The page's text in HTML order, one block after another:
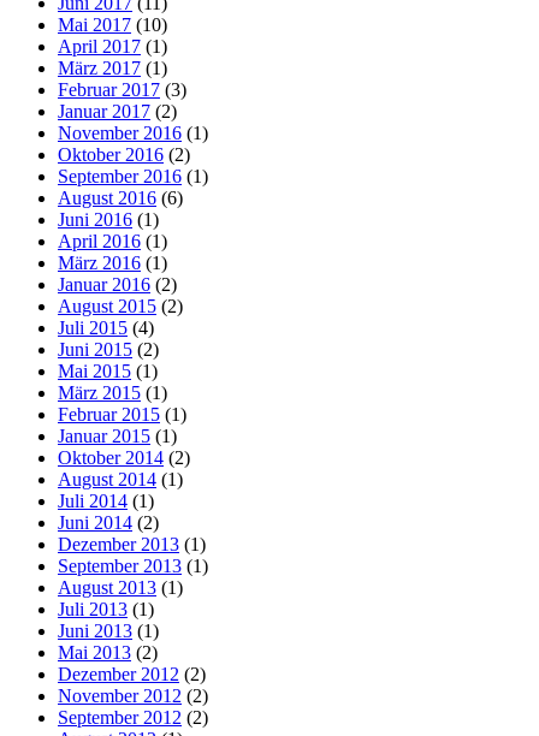
Mai 2017 (10)
April 2017 (1)
März 2017 (1)
Februar 2017 (3)
Januar 2017 (2)
November 2016 (1)
Oktober 2016 (2)
September 2016 (1)
August 2016 (6)
Juni 2016 (1)
April 2016 (1)
März 2016 (1)
Januar 2016 (2)
August 2015 (2)
Juli 2015 (4)
Juni 2015 (2)
Mai 2015 (1)
März 2015 (1)
Februar 2015 (1)
Januar 2015 (1)
Oktober 2014 (2)
August 2014 (1)
Juli 2014 (1)
Juni 2014 (2)
Dezember 2013 (1)
September 2013 (1)
August 2013 (1)
Juli 2013 (1)
Juni 2013 (1)
Mai 2013 (2)
Dezember 2012 (2)
November 2012 (2)
September 2012 (2)